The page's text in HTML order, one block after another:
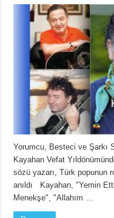
Yorumcu, Besteci ve Şarkı
Kayahan Vefat
sözü yazarı, Türk popunun
anıldı Kayahan, "Yemin
Menekşe", "Allahım …